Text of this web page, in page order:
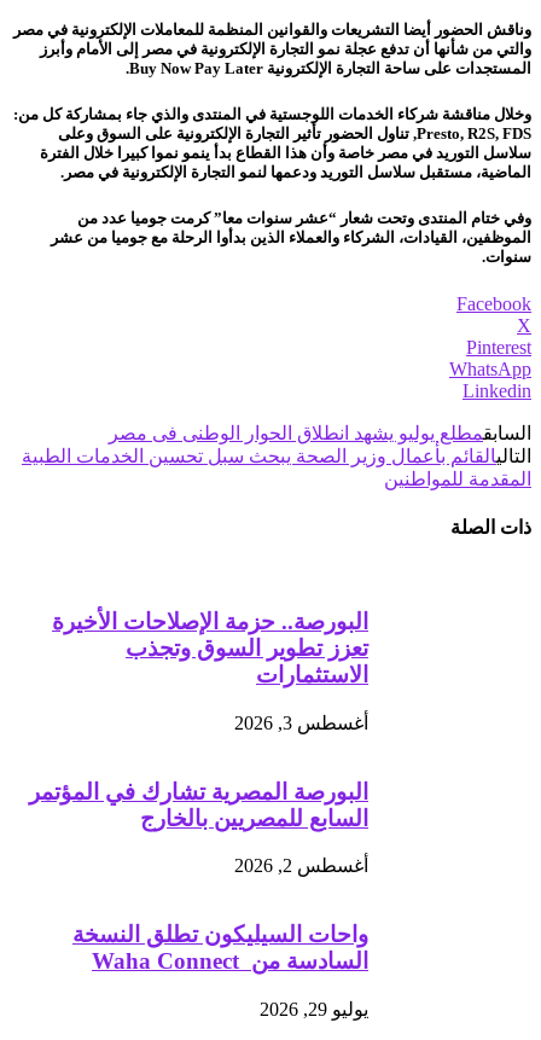
وناقش الحضور أيضا التشريعات والقوانين المنظمة للمعاملات الإلكترونية في مصر
والتي من شأنها أن تدفع عجلة نمو التجارة الإلكترونية في مصر إلى الأمام وأبرز
المستجدات على ساحة التجارة الإلكترونية Buy Now Pay Later.
وخلال مناقشة شركاء الخدمات اللوجستية في المنتدى والذي جاء بمشاركة كل من:
Presto, R2S, FDS, تناول الحضور تأثير التجارة الإلكترونية على السوق وعلى
سلاسل التوريد في مصر خاصة وأن هذا القطاع بدأ ينمو نموا كبيرا خلال الفترة
الماضية، مستقبل سلاسل التوريد ودعمها لنمو التجارة الإلكترونية في مصر.
وفي ختام المنتدى وتحت شعار “عشر سنوات معا” كرمت جوميا عدد من
الموظفين، القيادات، الشركاء والعملاء الذين بدأوا الرحلة مع جوميا من عشر
سنوات.
Facebook
X
Pinterest
WhatsApp
Linkedin
السابقمطلع يوليو يشهد انطلاق الحوار الوطنى فى مصر
التاليالقائم بأعمال وزير الصحة يبحث سبل تحسين الخدمات الطبية
المقدمة للمواطنين
ذات الصلة
البورصة.. حزمة الإصلاحات الأخيرة
تعزز تطوير السوق وتجذب
الاستثمارات
أغسطس 3, 2026
البورصة المصرية تشارك في المؤتمر
السابع للمصريين بالخارج
أغسطس 2, 2026
واحات السيليكون تطلق النسخة
السادسة من Waha Connect
يوليو 29, 2026